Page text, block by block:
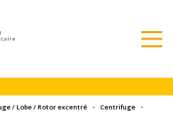
/ Lobe / Rotor excentré • Centrifuge
•